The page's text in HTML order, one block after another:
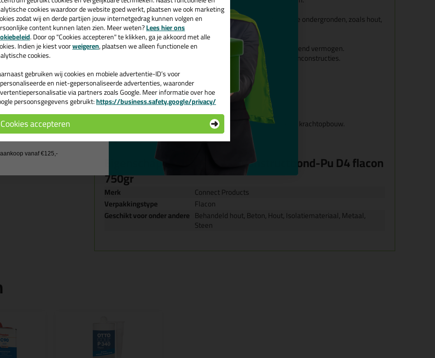
Verlijmen van sandwichpanelen
Verlijmen van houtelementen op poreuze en niet poreuze ondergronden, zoals hout,
metalen, steen, beton, polystyreenschuim en meer.
Verlijming in de meubel- en scheepsindustrie.
Ideaal voor verlijming op oneffen ondergronden, doorvullend vermogen.
Hoog watervast en krachtig verlijmen in binnen- en buitenconstructies.
Kenmerken
Opschuimend/bruisend/vullend.
Snel uithardend
Watervast conform NEN-EN 204 D4.
Uitstekende hechtings- en verwerkingseigenschappen.
Hoge eindsterkte en belastbaarheid, snelle uitharding en krachtopbouw.
Veelzijdig binnen en buiten toepasbaar.
Duurzaam bestendig tegen hoge temperaturen
Eigenschappen Seal-It 731 Constructbond-Pu D4 flacon
750gr
Merk
Connect Products
Verpakkingstype
Flacon
Geschikt voor onder andere Behandeld hout, Beton, Hout, Isolatiemateriaal, Metaal,
Steen
cookies waardoor de website goed werkt, plaatsen we ook marketing
zodat wij en derde partijen jouw internetgedrag kunnen volgen en
content kunnen laten zien. Meer weten?Lees hier ons
. Door op "Cookies accepteren" te klikken, ga je akkoord met alle
Indien je kiest voorweigeren, plaatsen we alleen functionele en
cookies.
gebruiken wij cookies en mobiele advertentie-ID’s voor
en niet-gepersonaliseerde advertenties, waaronder
via partners zoals Google. Meer informatie over hoe
persoonsgegevens gebruikt:https://business.safety.google/privacy/
Cookies accepteren
💚
en ontvang een
€35,-bij je eerste bestelling!
de actiecode ›
geen cadeau
vanaf €125,-